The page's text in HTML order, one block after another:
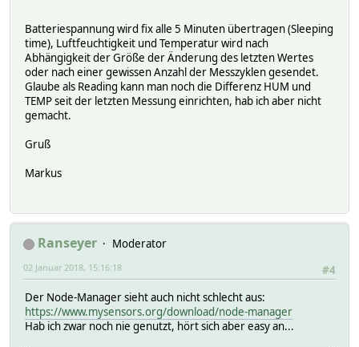
#else
#define DEBUG_SERIAL(x)
#define DEBUG_PRINT(x)
#define DEBUG_PRINTLN(x)
#endif
#define CHILD_ID_TEMP 0
#define VOLTAGE_CHILD_ID 3
#define SLEEP_TIME 300000 // 5 min
#define AVERAGES 2
int measureCount = 0;
float lastTemperature = -100;
int lastHumidity = -100;
RunningAverage raHum(AVERAGES);
SI7021 humiditySensor;
Batteriespannung wird fix alle 5 Minuten übertragen (Sleeping
time), Luftfeuchtigkeit und Temperatur wird nach
Abhängigkeit der Größe der Änderung des letzten Wertes
oder nach einer gewissen Anzahl der Messzyklen gesendet.
Glaube als Reading kann man noch die Differenz HUM und
TEMP seit der letzten Messung einrichten, hab ich aber nicht
gemacht.
Gruß
Markus
Ranseyer
Moderator
#4
02 Januar 2018, 15:16:18
Der Node-Manager sieht auch nicht schlecht aus:
https://www.mysensors.org/download/node-manager
Hab ich zwar noch nie genutzt, hört sich aber easy an...